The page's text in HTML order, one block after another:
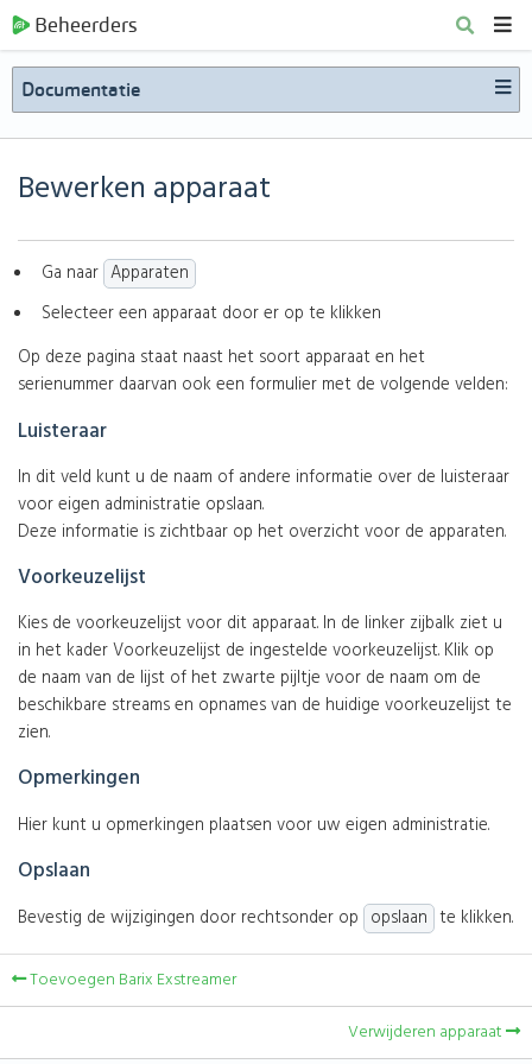
Beheerders
Documentatie
Bewerken apparaat
Ga naar Apparaten
Selecteer een apparaat door er op te klikken
Op deze pagina staat naast het soort apparaat en het
serienummer daarvan ook een formulier met de volgende velden:
Luisteraar
In dit veld kunt u de naam of andere informatie over de luisteraar
voor eigen administratie opslaan.
Deze informatie is zichtbaar op het overzicht voor de apparaten.
Voorkeuzelijst
Kies de voorkeuzelijst voor dit apparaat. In de linker zijbalk ziet u
in het kader Voorkeuzelijst de ingestelde voorkeuzelijst. Klik op
de naam van de lijst of het zwarte pijltje voor de naam om de
beschikbare streams en opnames van de huidige voorkeuzelijst te
zien.
Opmerkingen
Hier kunt u opmerkingen plaatsen voor uw eigen administratie.
Opslaan
Bevestig de wijzigingen door rechtsonder op opslaan te klikken.
Toevoegen Barix Exstreamer
Verwijderen apparaat